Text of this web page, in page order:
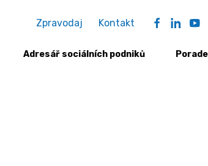
Zpravodaj Kontakt
Adresář sociálních podniků